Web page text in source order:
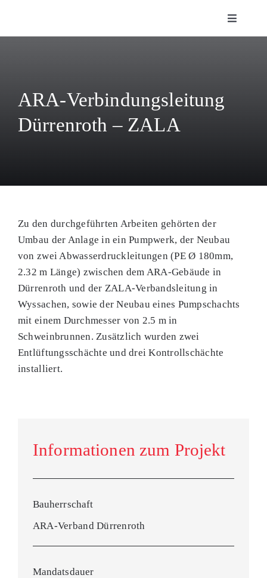
springen
Toggle
Über uns
Referenzen
WebGIS
ARA-Verbindungsleitung
Dürrenroth – ZALA
Zu den durchgeführten Arbeiten gehörten der
Umbau der Anlage in ein Pumpwerk, der Neubau
von zwei Abwasserdruckleitungen (PE Ø 180mm,
2.32 m Länge) zwischen dem ARA-Gebäude in
Dürrenroth und der ZALA-Verbandsleitung in
Wyssachen, sowie der Neubau eines Pumpschachts
mit einem Durchmesser von 2.5 m in
Schweinbrunnen. Zusätzlich wurden zwei
Entlüftungsschächte und drei Kontrollschächte
installiert.
Informationen zum Projekt
Bauherrschaft
ARA-Verband Dürrenroth
Mandatsdauer